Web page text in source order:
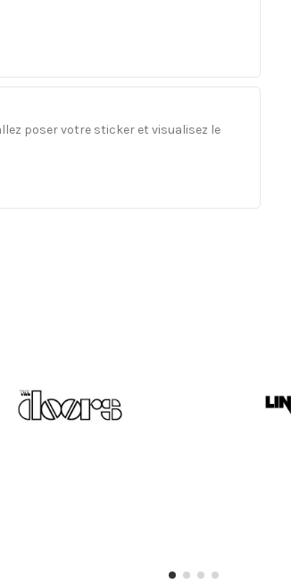
poser votre sticker et visualisez le